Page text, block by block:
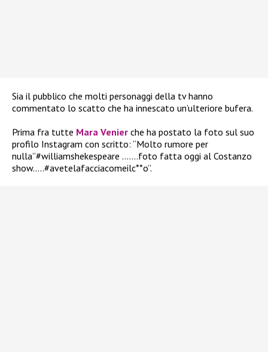
Sia il pubblico che molti personaggi della tv hanno
commentato lo scatto che ha innescato un’ulteriore bufera.
Prima fra tutte Mara Venier che ha postato la foto sul suo
profilo Instagram con scritto: “Molto rumore per
nulla”#williamshekespeare …….foto fatta oggi al Costanzo
show…..#avetelafacciacomeilc**o”.